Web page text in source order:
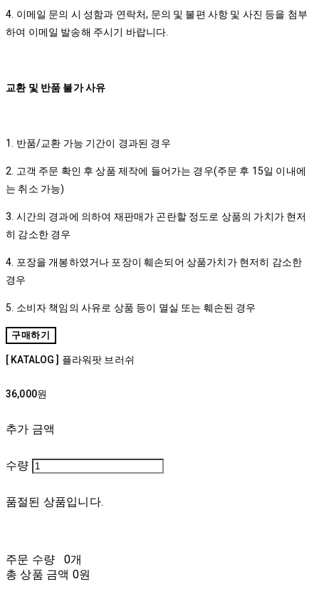
4. 이메일 문의 시 성함과 연락처, 문의 및 불편 사항 및 사진 등을 첨부
하여 이메일 발송해 주시기 바랍니다.
교환 및 반품 불가 사유
1. 반품/교환 가능 기간이 경과된 경우
2. 고객 주문 확인 후 상품 제작에 들어가는 경우(주문 후 15일 이내에
는 취소 가능)
3. 시간의 경과에 의하여 재판매가 곤란할 정도로 상품의 가치가 현저
히 감소한 경우
4. 포장을 개봉하였거나 포장이 훼손되어 상품가치가 현저히 감소한
경우
5. 소비자 책임의 사유로 상품 등이 멸실 또는 훼손된 경우
구매하기
[ KATALOG ] 플라워팟 브러쉬
36,000원
추가 금액
수량
품절된 상품입니다.
주문 수량
0개
총 상품 금액 0원